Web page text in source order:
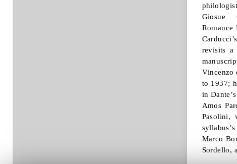
Giosue
Romance
revisits a
Vincenzo
to 1937;
in
Amos
Pasolini,
Marco
Sordello,